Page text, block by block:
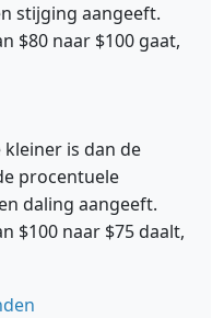
stijging aangeeft.
$80 naar $100 gaat,
is dan de
procentuele
daling aangeeft.
$100 naar $75 daalt,